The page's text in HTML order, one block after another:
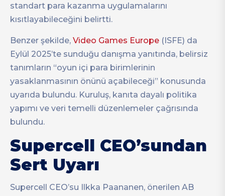
standart para kazanma uygulamalarını
kısıtlayabileceğini belirtti.
Benzer şekilde, Video Games Europe (ISFE) da
Eylül 2025’te sunduğu danışma yanıtında, belirsiz
tanımların “oyun içi para birimlerinin
yasaklanmasının önünü açabileceği” konusunda
uyarıda bulundu. Kuruluş, kanıta dayalı politika
yapımı ve veri temelli düzenlemeler çağrısında
bulundu.
Supercell CEO’sundan
Sert Uyarı
Supercell CEO’su Ilkka Paananen, önerilen AB